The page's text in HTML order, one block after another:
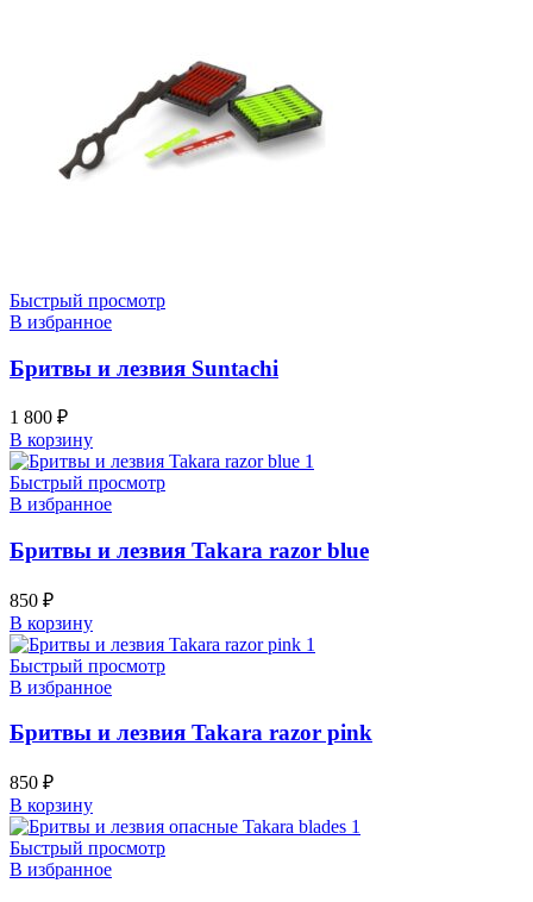
Быстрый просмотр
В избранное
Бритвы и лезвия Suntachi
1 800 ₽
В корзину
Быстрый просмотр
В избранное
Бритвы и лезвия Takara razor blue
850 ₽
В корзину
Быстрый просмотр
В избранное
Бритвы и лезвия Takara razor pink
850 ₽
В корзину
Быстрый просмотр
В избранное